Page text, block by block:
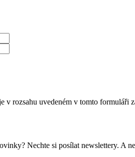
rozsahu uvedeném v tomto
Nechte si posílat newslettery. A